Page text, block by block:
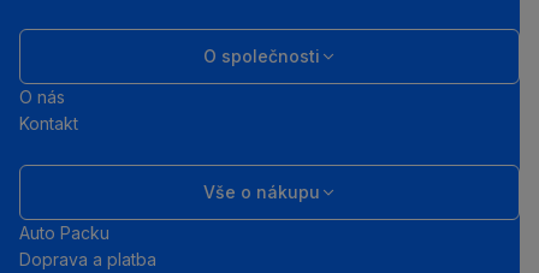
O společnosti
O nás
Kontakt
Vše o nákupu
Auto Packu
Doprava a platba